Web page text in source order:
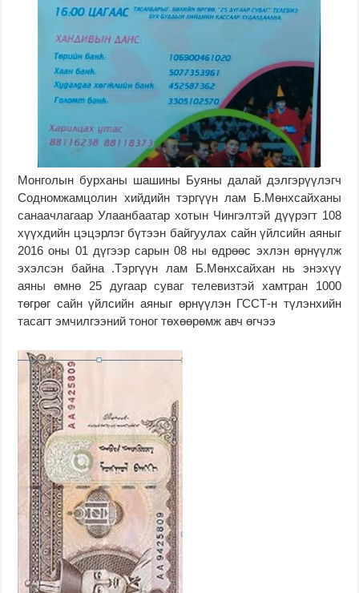
Монголын бурханы шашины Буяны далай дэлгэрүүлэгч
Содномжамцолин хийдийн тэргүүн лам Б.Мөнхсайханы
санаачлагаар Улаанбаатар хотын Чингэлтэй дүүрэгт 108
хүүхдийн цэцэрлэг бүтээн байгуулах сайн үйлсийн аяныг
2016 оны 01 дүгээр сарын 08 ны өдрөөс эхлэн өрнүүлж
эхэлсэн байна .Тэргүүн лам Б.Мөнхсайхан нь энэхүү
аяны өмнө 25 дугаар суваг телевизтэй хамтран 1000
төгрөг сайн үйлсийн аяныг өрнүүлэн ГССТ-н түлэнхийн
тасагт эмчилгээний тоног төхөөрөмж авч өгчээ